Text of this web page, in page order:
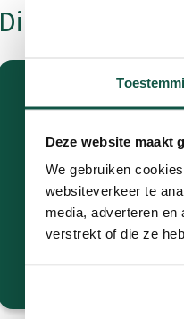
Deze website maakt
We gebruiken
websiteverkeer te
media, adverteren
verstrekt of die ze
Dimensioner
108 x 131 x 100 cm
Område: 1.41m